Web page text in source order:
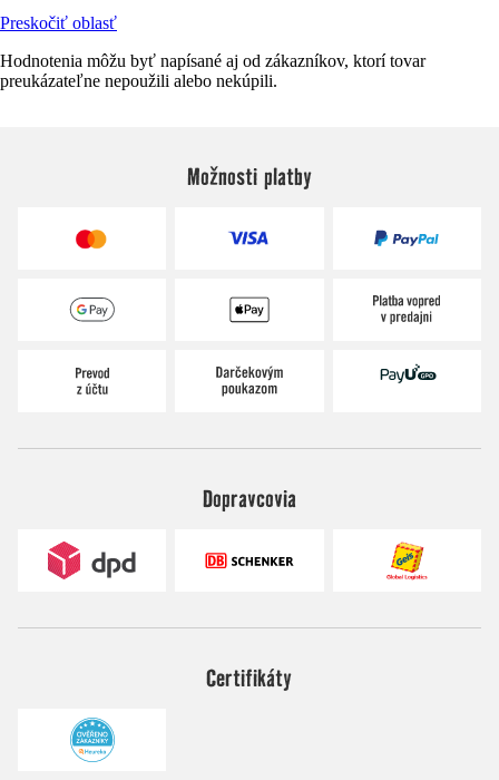
Preskočiť oblasť
Hodnotenia môžu byť napísané aj od zákazníkov, ktorí tovar
preukázateľne nepoužili alebo nekúpili.
Možnosti platby
Dopravcovia
Certifikáty